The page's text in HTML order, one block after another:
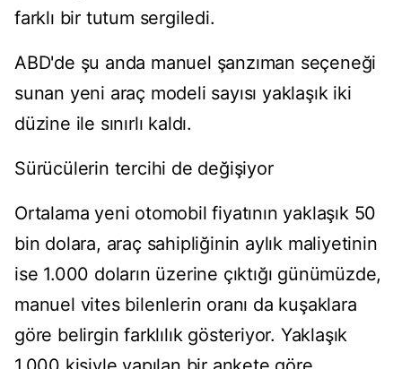
farklı bir tutum sergiledi.
ABD'de şu anda manuel şanzıman seçeneği
sunan yeni araç modeli sayısı yaklaşık iki
düzine ile sınırlı kaldı.
Sürücülerin tercihi de değişiyor
Ortalama yeni otomobil fiyatının yaklaşık 50
bin dolara, araç sahipliğinin aylık maliyetinin
ise 1.000 doların üzerine çıktığı günümüzde,
manuel vites bilenlerin oranı da kuşaklara
göre belirgin farklılık gösteriyor. Yaklaşık